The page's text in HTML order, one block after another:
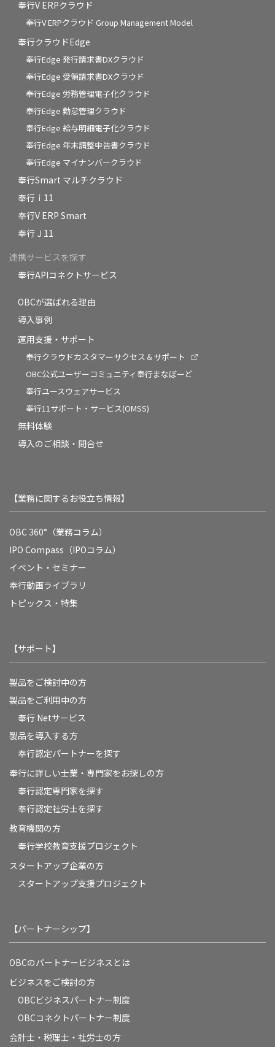
奉行V ERPクラウド
奉行V ERPクラウド Group Management Model
奉行クラウドEdge
奉行Edge 発行請求書DXクラウド
奉行Edge 受領請求書DXクラウド
奉行Edge 労務管理電子化クラウド
奉行Edge 勤怠管理クラウド
奉行Edge 給与明細電子化クラウド
奉行Edge 年末調整申告書クラウド
奉行Edge マイナンバークラウド
奉行Smart マルチクラウド
奉行ｉ11
奉行V ERP Smart
奉行Ｊ11
連携サービスを探す
奉行APIコネクトサービス
OBCが選ばれる理由
導入事例
運用支援・サポート
奉行クラウドカスタマーサクセス＆サポート
OBC公式ユーザーコミュニティ奉行まなぼーど
奉行ユースウェアサービス
奉行11サポート・サービス(OMSS)
無料体験
導入のご相談・問合せ
【業務に関するお役立ち情報】
OBC 360°（業務コラム）
IPO Compass（IPOコラム）
イベント・セミナー
奉行動画ライブラリ
トピックス・特集
【サポート】
製品をご検討中の方
製品をご利用中の方
奉行 Netサービス
製品を導入する方
奉行認定パートナーを探す
奉行に詳しい士業・専門家をお探しの方
奉行認定専門家を探す
奉行認定社労士を探す
教育機関の方
奉⾏学校教育⽀援プロジェクト
スタートアップ企業の方
スタートアップ支援プロジェクト
【パートナーシップ】
OBCのパートナービジネスとは
ビジネスをご検討の方
OBCビジネスパートナー制度
OBCコネクトパートナー制度
会計士・税理士・社労士の方